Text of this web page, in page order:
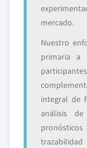
mercado.
Nuestro
primaria a
integral de
análisis